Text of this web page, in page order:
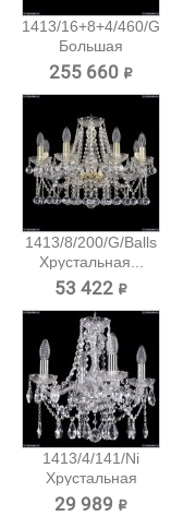
1413/16+8+4/460/G
Большая
хрустальная...
255 660 ₽
1413/8/200/G/Balls
Хрустальная...
53 422 ₽
1413/4/141/Ni
Хрустальная
подвесная...
29 989 ₽